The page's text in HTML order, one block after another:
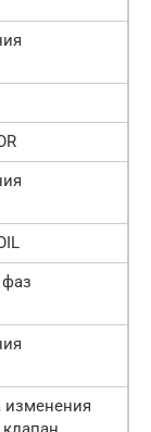
фаз
изменения